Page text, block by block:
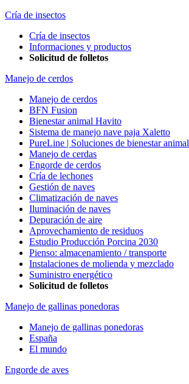
Cría de insectos
Cría de insectos
Informaciones y productos
Solicitud de folletos
Manejo de cerdos
Manejo de cerdos
BFN Fusion
Bienestar animal Havito
Sistema de manejo nave paja Xaletto
PureLine | Soluciones de bienestar animal
Manejo de cerdas
Engorde de cerdos
Cría de lechones
Gestión de naves
Climatización de naves
Iluminación de naves
Depuración de aire
Aprovechamiento de residuos
Estudio Producción Porcina 2030
Pienso: almacenamiento / transporte
Instalaciones de molienda y mezclado
Suministro energético
Solicitud de folletos
Manejo de gallinas ponedoras
Manejo de gallinas ponedoras
España
El mundo
Engorde de aves